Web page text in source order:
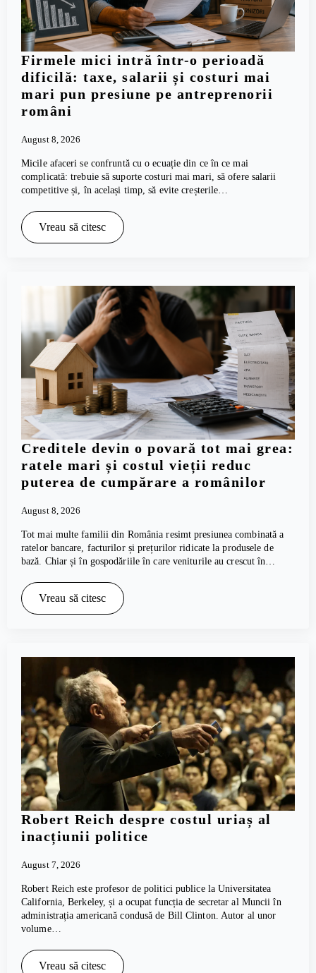
Firmele mici intră într-o perioadă
dificilă: taxe, salarii și costuri mai
mari pun presiune pe antreprenorii
români
August 8, 2026
Micile afaceri se confruntă cu o ecuație din ce în ce mai
complicată: trebuie să suporte costuri mai mari, să ofere salarii
competitive și, în același timp, să evite creșterile…
Vreau să citesc
Creditele devin o povară tot mai grea:
ratele mari și costul vieții reduc
puterea de cumpărare a românilor
August 8, 2026
Tot mai multe familii din România resimt presiunea combinată a
ratelor bancare, facturilor și prețurilor ridicate la produsele de
bază. Chiar și în gospodăriile în care veniturile au crescut în…
Vreau să citesc
Robert Reich despre costul uriaș al
inacțiunii politice
August 7, 2026
Robert Reich este profesor de politici publice la Universitatea
California, Berkeley, și a ocupat funcția de secretar al Muncii în
administrația americană condusă de Bill Clinton. Autor al unor
volume…
Vreau să citesc